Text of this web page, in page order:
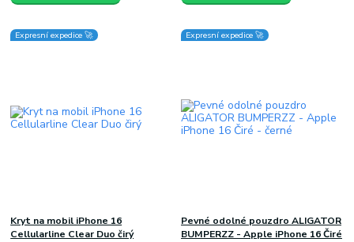
Expresní expedice 🚀
Kryt na mobil iPhone 16
Cellularline Clear Duo čirý
Expresní expedice 🚀
Pevné odolné pouzdro ALIGATOR
BUMPERZZ - Apple iPhone 16 Čiré